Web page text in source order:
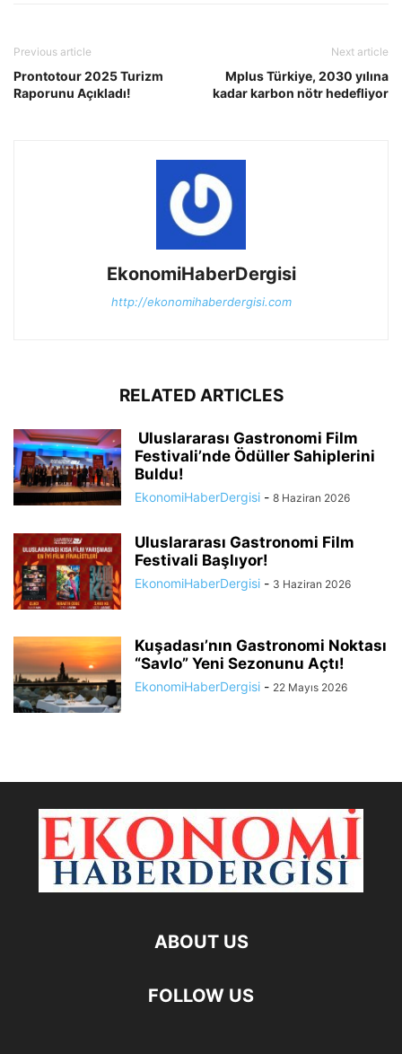
Previous article
Prontotour 2025 Turizm
Raporunu Açıkladı!
Next article
Mplus Türkiye, 2030 yılına
kadar karbon nötr hedefliyor
EkonomiHaberDergisi
http://ekonomihaberdergisi.com
RELATED ARTICLES
Uluslararası Gastronomi Film
Festivali’nde Ödüller Sahiplerini
Buldu!
EkonomiHaberDergisi - 8 Haziran 2026
Uluslararası Gastronomi Film
Festivali Başlıyor!
EkonomiHaberDergisi - 3 Haziran 2026
Kuşadası’nın Gastronomi Noktası
“Savlo” Yeni Sezonunu Açtı!
EkonomiHaberDergisi - 22 Mayıs 2026
ABOUT US
FOLLOW US